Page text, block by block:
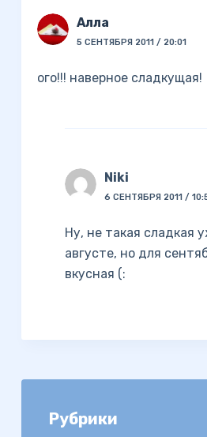
Алла
5 СЕНТЯБРЯ 2011 / 20:01
ого!!! наверное сладкущая!
Niki
6 СЕНТЯБРЯ 2011 /
Ну, не такая сладкая
августе, но для
вкусная (:
Рубрики